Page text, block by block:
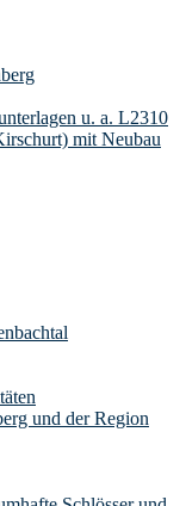
u. a. L2310
mit Neubau
und der Region